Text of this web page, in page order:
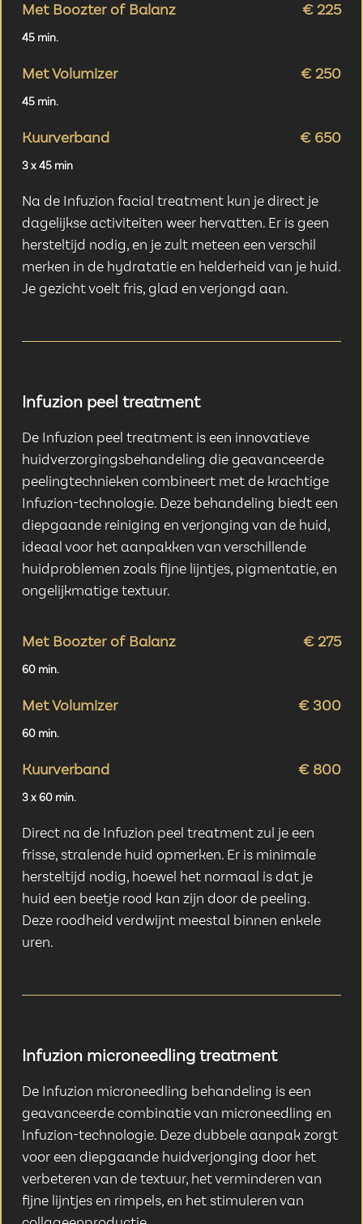
Met Boozter of Balanz € 225
45 min.
Met Volumizer € 250
45 min.
Kuurverband € 650
3 x 45 min
Na de Infuzion facial treatment kun je direct je
dagelijkse activiteiten weer hervatten. Er is geen
hersteltijd nodig, en je zult meteen een verschil
merken in de hydratatie en helderheid van je huid.
Je gezicht voelt fris, glad en verjongd aan.
Infuzion peel treatment
De Infuzion peel treatment is een innovatieve
huidverzorgingsbehandeling die geavanceerde
peelingtechnieken combineert met de krachtige
Infuzion-technologie. Deze behandeling biedt een
diepgaande reiniging en verjonging van de huid,
ideaal voor het aanpakken van verschillende
huidproblemen zoals fijne lijntjes, pigmentatie, en
ongelijkmatige textuur.
Met Boozter of Balanz € 275
60 min.
Met Volumizer € 300
60 min.
Kuurverband € 800
3 x 60 min.
Direct na de Infuzion peel treatment zul je een
frisse, stralende huid opmerken. Er is minimale
hersteltijd nodig, hoewel het normaal is dat je
huid een beetje rood kan zijn door de peeling.
Deze roodheid verdwijnt meestal binnen enkele
uren.
Infuzion microneedling treatment
De Infuzion microneedling behandeling is een
geavanceerde combinatie van microneedling en
Infuzion-technologie. Deze dubbele aanpak zorgt
voor een diepgaande huidverjonging door het
verbeteren van de textuur, het verminderen van
fijne lijntjes en rimpels, en het stimuleren van